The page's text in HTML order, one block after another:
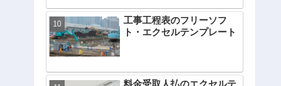
工事工程表のフリーソフ
ト・エクセルテンプレート
料金受取人払のエクセルテ